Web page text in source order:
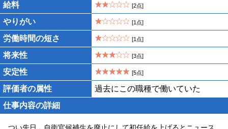
給料
[2点]
やりがい [1点]
労働時間の短さ [1点]
将来性 [3点]
安定性 [5点]
評価者の属性
過去にこの職種で働いていた
仕事内容の詳細